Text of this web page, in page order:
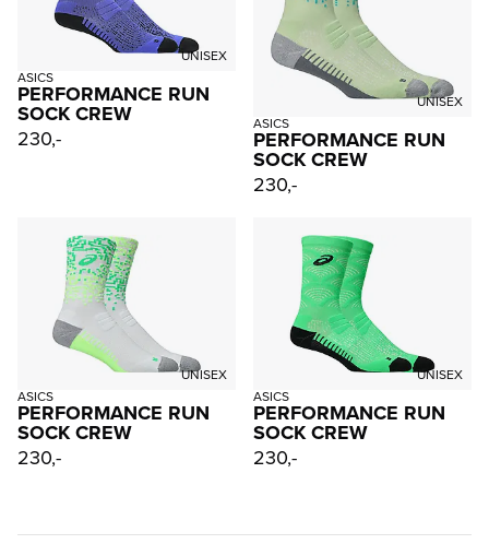
UNISEX
ASICS
PERFORMANCE RUN
SOCK CREW
230,-
UNISEX
ASICS
PERFORMANCE RUN
SOCK CREW
230,-
UNISEX
ASICS
PERFORMANCE RUN
SOCK CREW
230,-
UNISEX
ASICS
PERFORMANCE RUN
SOCK CREW
230,-